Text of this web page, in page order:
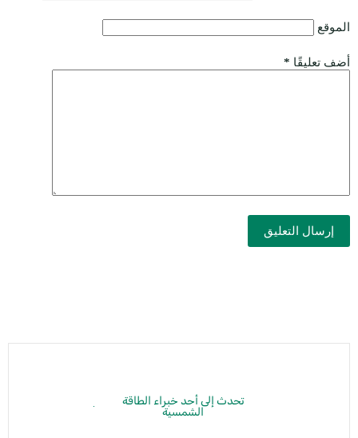
الموقع
أضف تعليقًا *
إرسال التعليق
تحدث إلى أحد خبراء الطاقة
الشمسية